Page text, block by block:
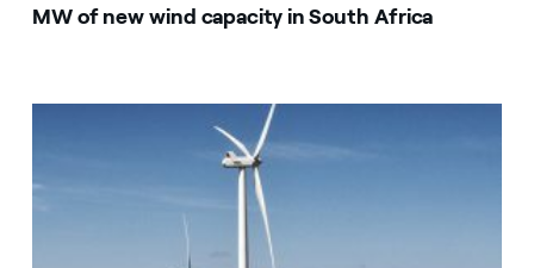
MW of new wind capacity in South Africa